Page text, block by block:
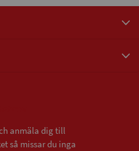
anmäla dig till
så missar du inga